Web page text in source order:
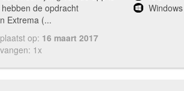
de opdracht
Extrema (...
op: 16 maart 2017
1x
Windows